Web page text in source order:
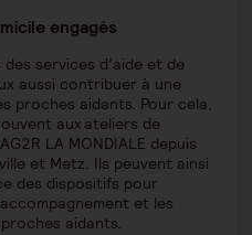
engagés
services d’aide et de
aussi contribuer à une
proches aidants. Pour cela,
aux ateliers de
LA MONDIALE depuis
et Metz. Ils peuvent ainsi
des dispositifs pour
et les
aidants.